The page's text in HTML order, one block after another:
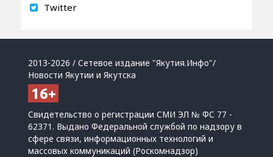
Twitter
2013-2026 / Сетевое издание "Якутия.Инфо"/
Новости Якутии и Якутска
Свидетельство о регистрации СМИ ЭЛ № ФС 77 -
62371. Выдано Федеральной службой по надзору в
сфере связи, информационных технологий и
массовых коммуникаций (Роскомнадзор)